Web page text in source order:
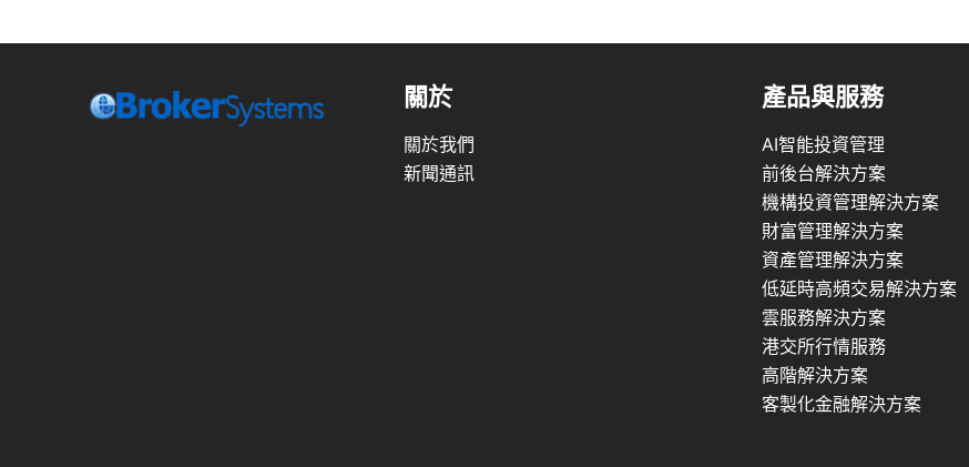
關於
關於我們
新聞通訊
產品與服務
AI智能投資管理
前後台解決方案
機構投資管理解決方案
財富管理解決方案
資產管理解決方案
低延時高頻交易解決方案
雲服務解決方案
港交所行情服務
高階解決方案
客製化金融解決方案